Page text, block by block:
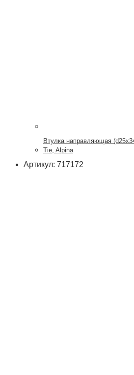
Втулка направляющая
Tie, Alpina
Артикул: 717172